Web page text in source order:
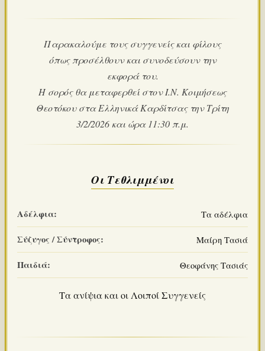
Παρακαλούμε τους συγγενείς και φίλους
όπως προσέλθουν και συνοδεύσουν την
εκφορά του.
Η σορός θα μεταφερθεί στον Ι.Ν. Κοιμήσεως
Θεοτόκου στα Ελληνικά Καρδίτσας την Τρίτη
3/2/2026 και ώρα 11:30 π.μ.
Οι Τεθλιμμένοι
Αδέλφια: Τα αδέλφια
Σύζυγος / Σύντροφος: Μαίρη Τασιά
Παιδιά: Θεοφάνης Τασιάς
Τα ανίψια και οι Λοιποί Συγγενείς